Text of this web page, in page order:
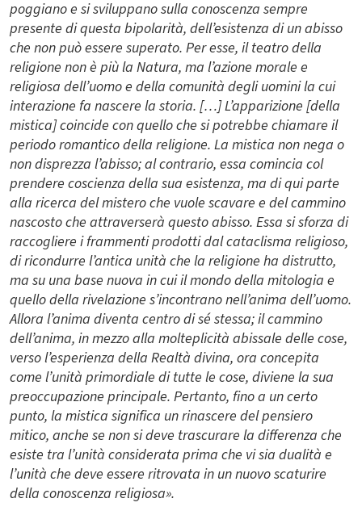
poggiano e si sviluppano sulla conoscenza sempre
presente di questa bipolarità, dell’esistenza di un abisso
che non può essere superato. Per esse, il teatro della
religione non è più la Natura, ma l’azione morale e
religiosa dell’uomo e della comunità degli uomini la cui
interazione fa nascere la storia. […] L’apparizione [della
mistica] coincide con quello che si potrebbe chiamare il
periodo romantico della religione. La mistica non nega o
non disprezza l’abisso; al contrario, essa comincia col
prendere coscienza della sua esistenza, ma di qui parte
alla ricerca del mistero che vuole scavare e del cammino
nascosto che attraverserà questo abisso. Essa si sforza di
raccogliere i frammenti prodotti dal cataclisma religioso,
di ricondurre l’antica unità che la religione ha distrutto,
ma su una base nuova in cui il mondo della mitologia e
quello della rivelazione s’incontrano nell’anima dell’uomo.
Allora l’anima diventa centro di sé stessa; il cammino
dell’anima, in mezzo alla molteplicità abissale delle cose,
verso l’esperienza della Realtà divina, ora concepita
come l’unità primordiale di tutte le cose, diviene la sua
preoccupazione principale. Pertanto, fino a un certo
punto, la mistica significa un rinascere del pensiero
mitico, anche se non si deve trascurare la differenza che
esiste tra l’unità considerata prima che vi sia dualità e
l’unità che deve essere ritrovata in un nuovo scaturire
della conoscenza religiosa».